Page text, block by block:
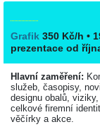
Grafik 350 Kč/h •
prezentace od
Hlavní zaměření:
služeb, časopisy,
designu obalů,
celkové firemní
věčírky a akce.